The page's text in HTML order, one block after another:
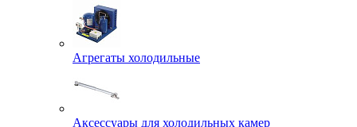
Агрегаты холодильные
Аксессуары для холодильных камер